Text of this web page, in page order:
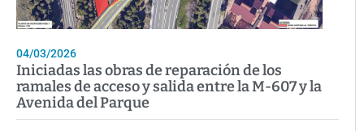
04/03/2026
Iniciadas las obras de reparación de los
ramales de acceso y salida entre la M-607 y la
Avenida del Parque